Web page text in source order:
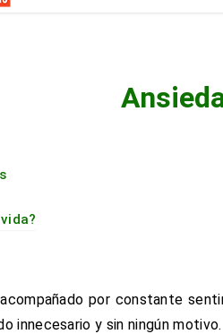
por constante
innecesario y sin ningún motivo.